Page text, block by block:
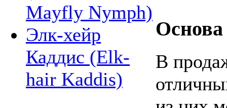
Mayfly Nymph)
Элк-хейр
Каддис (Elk-
hair Kaddis)
Основа
В